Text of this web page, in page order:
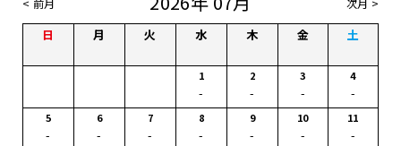
日 月 火 水 木 金 土
1
-
2
-
3
-
4
-
5
-
6
-
7
-
8
-
9
-
10
-
11
-